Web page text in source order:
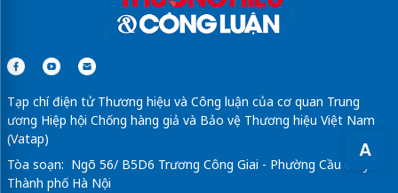
A
Tạp chí điện tử Thương hiệu và Công luận của cơ quan Trung
ương Hiệp hội Chống hàng giả và Bảo vệ Thương hiệu Việt Nam
(Vatap)
Tòa soạn: Ngõ 56/ B5D6 Trương Công Giai - Phường Cầu Giấy -
Thành phố Hà Nội